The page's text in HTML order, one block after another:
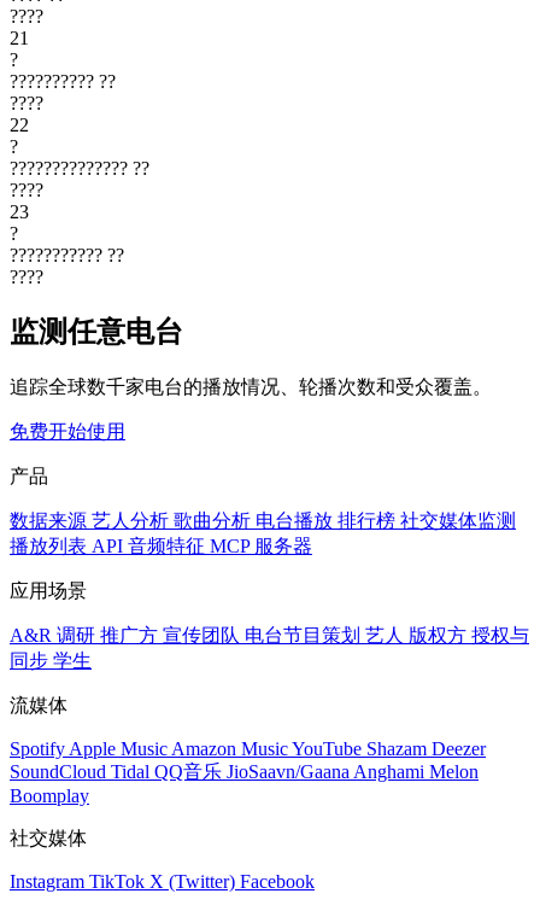
????
21
?
?????????? ??
????
22
?
?????????????? ??
????
23
?
??????????? ??
????
监测任意电台
追踪全球数千家电台的播放情况、轮播次数和受众覆盖。
免费开始使用
产品
数据来源 艺人分析 歌曲分析 电台播放 排行榜 社交媒体监测
播放列表 API 音频特征 MCP 服务器
应用场景
A&R 调研 推广方 宣传团队 电台节目策划 艺人 版权方 授权与
同步 学生
流媒体
Spotify Apple Music Amazon MusicYouTube Shazam Deezer
SoundCloud Tidal QQ音乐 JioSaavn/Gaana Anghami Melon
Boomplay
社交媒体
Instagram TikTok X (Twitter) Facebook